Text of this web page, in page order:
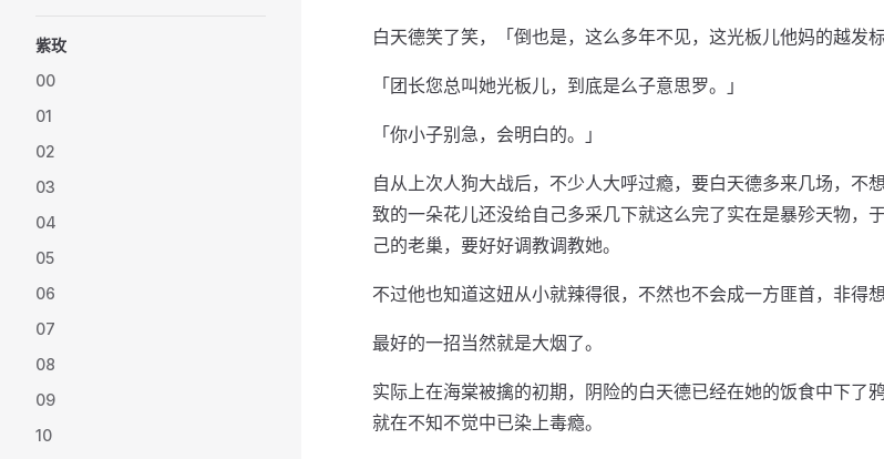
紫玫
00
01
02
03
04
05
06
07
08
09
10
白天德笑了笑，「倒也是，这么多年不见，这光板儿他妈的越发
「团长您总叫她光板儿，到底是么子意思罗。」
「你小子别急，会明白的。」
自从上次人狗大战后，不少人大呼过瘾，要白天德多来几场，不
致的一朵花儿还没给自己多采几下就这么完了实在是暴殄天物，
己的老巢，要好好调教调教她。
不过他也知道这妞从小就辣得很，不然也不会成一方匪首，非得
最好的一招当然就是大烟了。
实际上在海棠被擒的初期，阴险的白天德已经在她的饭食中下了
就在不知不觉中已染上毒瘾。